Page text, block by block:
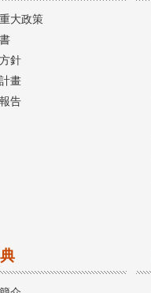
大政策
針
畫
告